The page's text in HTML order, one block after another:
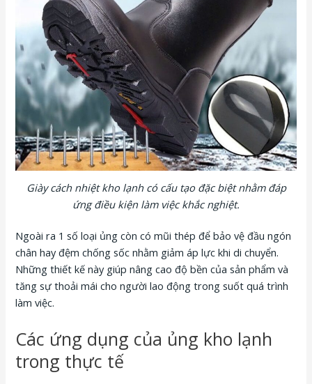
Giày cách nhiệt kho lạnh có cấu tạo đặc biệt nhằm đáp
ứng điều kiện làm việc khắc nghiệt.
Ngoài ra 1 số loại ủng còn có mũi thép để bảo vệ đầu ngón
chân hay đệm chống sốc nhằm giảm áp lực khi di chuyển.
Những thiết kế này giúp nâng cao độ bền của sản phẩm và
tăng sự thoải mái cho người lao động trong suốt quá trình
làm việc.
Các ứng dụng của ủng kho lạnh
trong thực tế